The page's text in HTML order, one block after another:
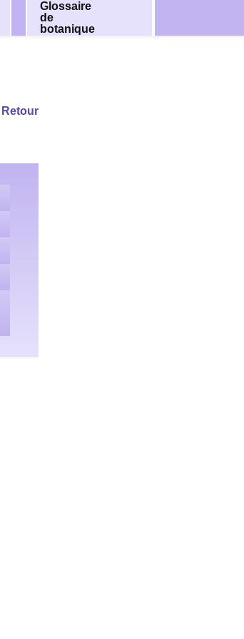
Glossaire
de
botanique
Retour